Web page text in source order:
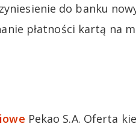
do banku
płatności kartą na
Pekao S.A. Oferta